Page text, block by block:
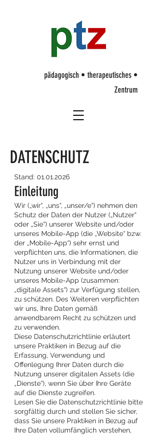
pädagogisch • therapeutisches •
Zentrum
DATENSCHUTZ
Stand: 01.01.2026
Einleitung
Wir („wir“, „uns“, „unser/e“) nehmen den
Schutz der Daten der Nutzer („Nutzer“
oder „Sie“) unserer Website und/oder
unseres Mobile-App (die „Website“ bzw.
der „Mobile-App“) sehr ernst und
verpflichten uns, die Informationen, die
Nutzer uns in Verbindung mit der
Nutzung unserer Website und/oder
unseres Mobile-App (zusammen:
„digitale Assets“) zur Verfügung stellen,
zu schützen. Des Weiteren verpflichten
wir uns, Ihre Daten gemäß
anwendbarem Recht zu schützen und
zu verwenden.
Diese Datenschutzrichtlinie erläutert
unsere Praktiken in Bezug auf die
Erfassung, Verwendung und
Offenlegung Ihrer Daten durch die
Nutzung unserer digitalen Assets (die
„Dienste“), wenn Sie über Ihre Geräte
auf die Dienste zugreifen.
Lesen Sie die Datenschutzrichtlinie bitte
sorgfältig durch und stellen Sie sicher,
dass Sie unsere Praktiken in Bezug auf
Ihre Daten vollumfänglich verstehen,